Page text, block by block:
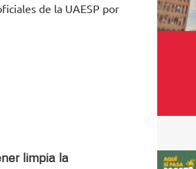
de la UAESP por
limpia la